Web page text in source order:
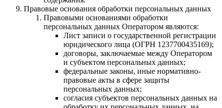
Правовые основания обработки персональных данных
Правовыми основаниями обработки
персональных данных Оператором являются:
Лист записи о государственной регистрации
юридического лица (ОГРН 1237700435169);
договоры, заключаемые между Оператором
и субъектом персональных данных;
федеральные законы, иные нормативно-
правовые акты в сфере защиты
персональных данных;
согласия субъектов персональных данных на